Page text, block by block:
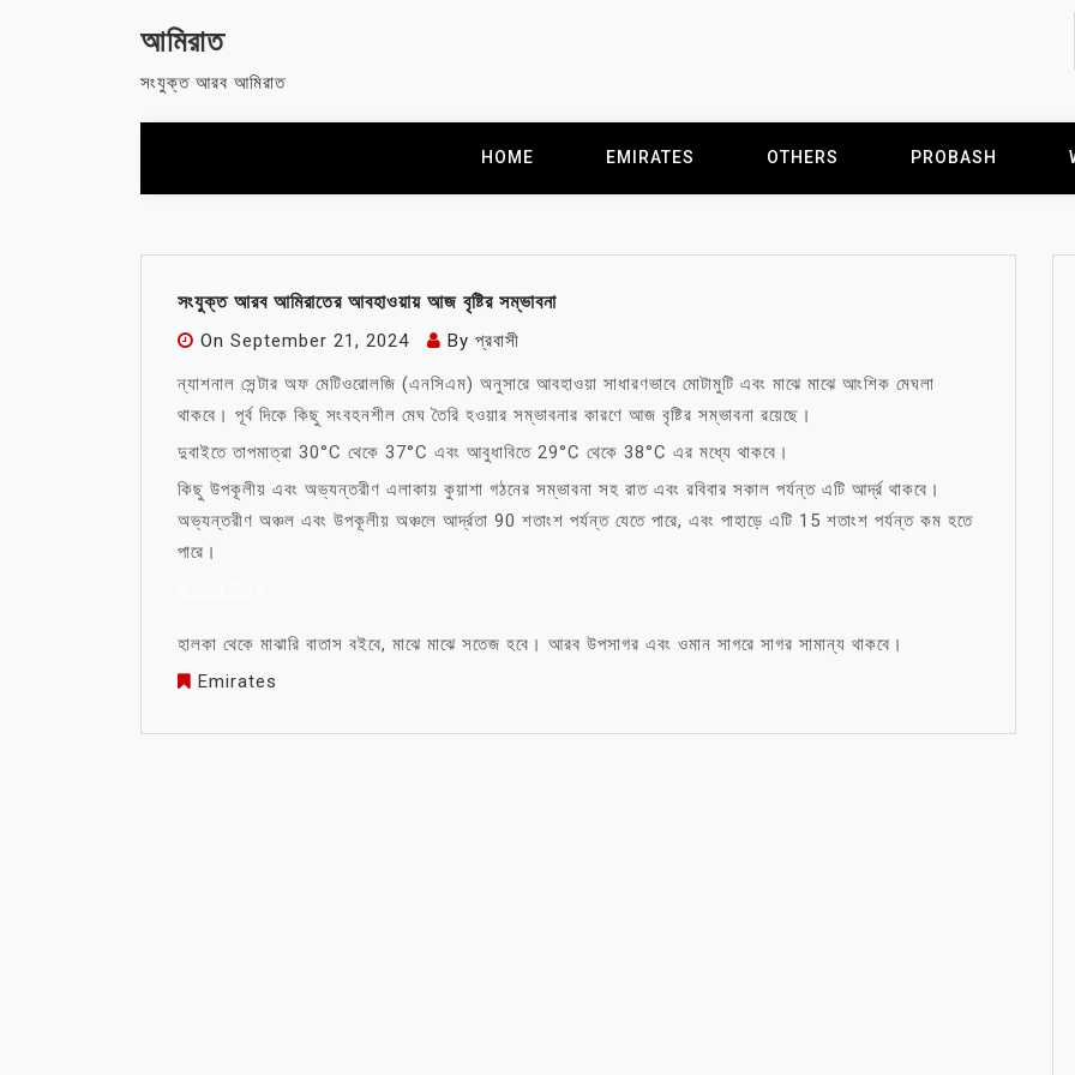
আমিরাত
সংযুক্ত আরব আমিরাত
HOME EMIRATES OTHERS PROBASH
সংযুক্ত আরব আমিরাতের আবহাওয়ায় আজ বৃষ্টির সম্ভাবনা
On September 21, 2024 By প্রবাসী
ন্যাশনাল সেন্টার অফ মেটিওরোলজি (এনসিএম) অনুসারে আবহাওয়া সাধারণভাবে মোটামুটি এবং মাঝে মাঝে আংশিক মেঘলা
থাকবে। পূর্ব দিকে কিছু সংবহনশীল মেঘ তৈরি হওয়ার সম্ভাবনার কারণে আজ বৃষ্টির সম্ভাবনা রয়েছে।
দুবাইতে তাপমাত্রা 30°C থেকে 37°C এবং আবুধাবিতে 29°C থেকে 38°C এর মধ্যে থাকবে।
কিছু উপকূলীয় এবং অভ্যন্তরীণ এলাকায় কুয়াশা গঠনের সম্ভাবনা সহ রাত এবং রবিবার সকাল পর্যন্ত এটি আর্দ্র থাকবে।
অভ্যন্তরীণ অঞ্চল এবং উপকূলীয় অঞ্চলে আর্দ্রতা 90 শতাংশ পর্যন্ত যেতে পারে, এবং পাহাড়ে এটি 15 শতাংশ পর্যন্ত কম হতে
পারে।
হালকা থেকে মাঝারি বাতাস বইবে, মাঝে মাঝে সতেজ হবে। আরব উপসাগর এবং ওমান সাগরে সাগর সামান্য থাকবে।
Emirates